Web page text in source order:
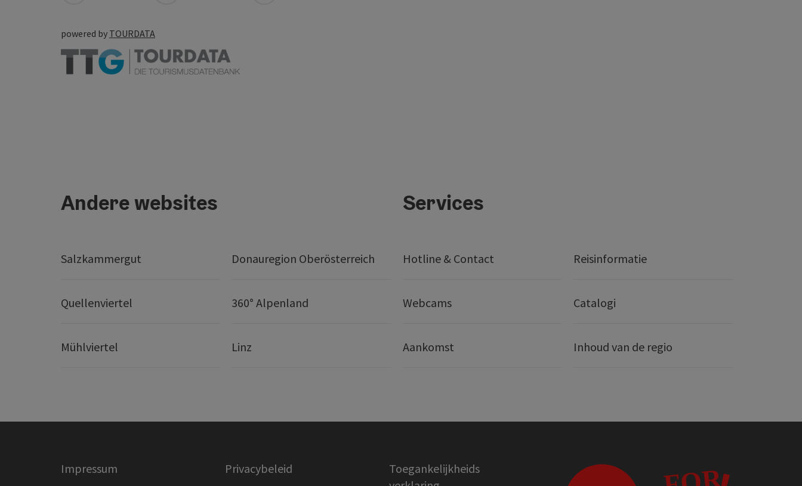
powered by TOURDATA
Andere websites
Salzkammergut Donauregion Oberösterreich
Quellenviertel 360° Alpenland
Mühlviertel Linz
Services
Hotline & Contact Reisinformatie
Webcams Catalogi
Aankomst Inhoud van de regio
Impressum Privacybeleid
Toegankelijkheids